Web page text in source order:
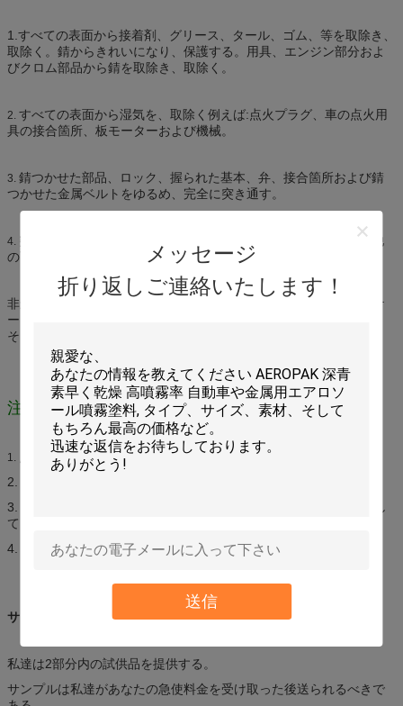
メッセージ
折り返しご連絡いたします！
送信
1. すべての表面から接着剤、グリース、タール、ゴム、等を取除き、
取除く。錆からきれいになり、保護する。用具、エンジン部分およ
びクロム部品から錆を取除き、取除く。
2. すべての表面から湿気を、取除く例えば:点火プラグ、車の点火用
具の接合箇所、板モーターおよび機械。
3. 錆つかせた部品、ロック、握られた基本、弁、接合箇所および錆
つかせた金属ベルトをゆるめ、完全に突き通す。
4. 突き通し、蝶番、ドア、窓、ばね、滑車、鎖、クラッチおよび他
の可動部分を油を差したり、従って騒々しいきしむ音を停止する。
非込み合いの粘着性があるエンジン部分、接合箇所、連結およびケ
ーブル油を差し。きれいにし、エンジンの内部の部品を突き通し、
そして錆を取除く。
注意
1.
点火の熱、炎、火花および他のもとから保ちなさい。
2. 涼しい、乾燥した場所（45°C）の店;直接日光を避けなさい。
3. 、穴をあけるために激しく打たなければ、または缶を焼却処分し
てはいけない。
4. 子供の届かない保ちなさい。
サンプル
私達は2部分内の試供品を提供する。
サンプルは私達があなたの急使料金を受け取った後送られるべきで